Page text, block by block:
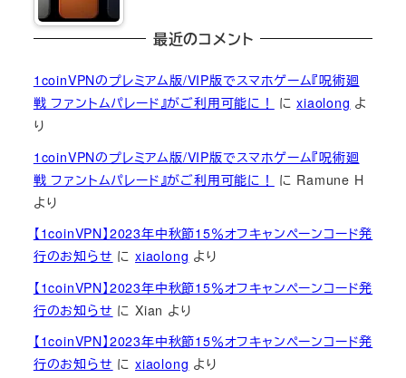
最近のコメント
1coinVPNのプレミアム版/VIP版でスマホゲーム『呪術廻
戦 ファントムパレード』がご利用可能に！
にxiaolong よ
り
1coinVPNのプレミアム版/VIP版でスマホゲーム『呪術廻
戦 ファントムパレード』がご利用可能に！
に Ramune H
より
【1coinVPN】2023年中秋節15％オフキャンペーンコード発
行のお知らせ にxiaolong より
【1coinVPN】2023年中秋節15％オフキャンペーンコード発
行のお知らせ にXian より
【1coinVPN】2023年中秋節15％オフキャンペーンコード発
行のお知らせ にxiaolong より